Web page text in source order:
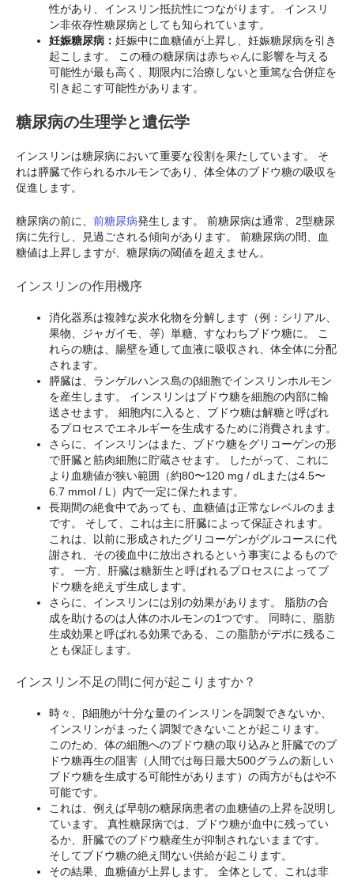
性があり、インスリン抵抗性につながります。 インスリ
ン非依存性糖尿病としても知られています。
妊娠糖尿病： 妊娠中に血糖値が上昇し、妊娠糖尿病を引き
起こします。 この種の糖尿病は赤ちゃんに影響を与える
可能性が最も高く、期限内に治療しないと重篤な合併症を
引き起こす可能性があります。
糖尿病の生理学と遺伝学
インスリンは糖尿病において重要な役割を果たしています。 そ
れは膵臓で作られるホルモンであり、体全体のブドウ糖の吸収を
促進します。
糖尿病の前に、 前糖尿病発生します。 前糖尿病は通常、2型糖尿
病に先行し、見過ごされる傾向があります。 前糖尿病の間、血
糖値は上昇しますが、糖尿病の閾値を超えません。
インスリンの作用機序
消化器系は複雑な炭水化物を分解します（例：シリアル、
果物、ジャガイモ、
等）単糖、すなわちブドウ糖に。 こ
れらの糖は、腸壁を通して血液に吸収され、体全体に分配
されます。
膵臓は、ランゲルハンス島のβ細胞でインスリンホルモン
を産生します。 インスリンはブドウ糖を細胞の内部に輸
送させます。 細胞内に入ると、ブドウ糖は解糖と呼ばれ
るプロセスでエネルギーを生成するために消費されます。
さらに、インスリンはまた、ブドウ糖をグリコーゲンの形
で肝臓と筋肉細胞に貯蔵させます。 したがって、これに
より血糖値が狭い範囲（約80〜120 mg / dLまたは4.5〜
6.7 mmol / L）内で一定に保たれます。
長期間の絶食中であっても、血糖値は正常なレベルのまま
です。 そして、これは主に肝臓によって保証されます。
これは、以前に形成されたグリコーゲンがグルコースに代
謝され、その後血中に放出されるという事実によるもので
す。 一方、肝臓は糖新生と呼ばれるプロセスによってブ
ドウ糖を絶えず生成します。
さらに、インスリンには別の効果があります。 脂肪の合
成を助けるのは人体のホルモンの1つです。 同時に、脂肪
生成効果と呼ばれる効果である、この脂肪がデポに残るこ
とも保証します。
インスリン不足の間に何が起こりますか？
時々、β細胞が十分な量のインスリンを調製できないか、
インスリンがまったく調製できないことが起こります。
このため、体の細胞へのブドウ糖の取り込みと肝臓でのブ
ドウ糖再生の阻害（人間では毎日最大500グラムの新しい
ブドウ糖を生成する可能性があります）の両方がもはや不
可能です。
これは、例えば早朝の糖尿病患者の血糖値の上昇を説明し
ています。 真性糖尿病では、ブドウ糖が血中に残ってい
るか、肝臓でのブドウ糖産生が抑制されないままです。
そしてブドウ糖の絶え間ない供給が起こります。
その結果、血糖値が上昇します。 全体として、これは非